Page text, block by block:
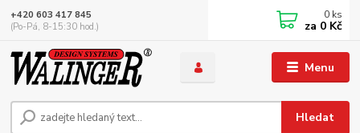
Menu
Hledat
+420 603 417 845
(Po-Pá, 8-15:30 hod.)
0 ks
za 0 Kč